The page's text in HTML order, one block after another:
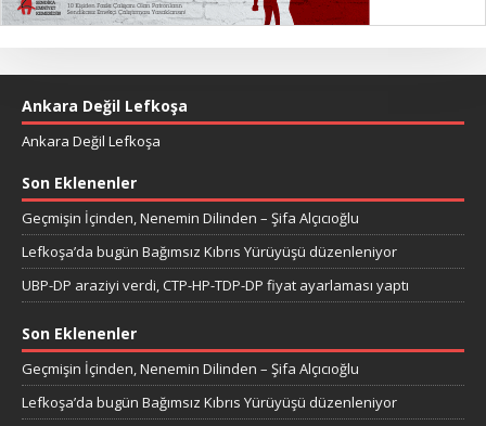
Ankara Değil Lefkoşa
Ankara Değil Lefkoşa
Son Eklenenler
Geçmişin İçinden, Nenemin Dilinden – Şifa Alçıcıoğlu
Lefkoşa’da bugün Bağımsız Kıbrıs Yürüyüşü düzenleniyor
UBP-DP araziyi verdi, CTP-HP-TDP-DP fiyat ayarlaması yaptı
Son Eklenenler
Geçmişin İçinden, Nenemin Dilinden – Şifa Alçıcıoğlu
Lefkoşa’da bugün Bağımsız Kıbrıs Yürüyüşü düzenleniyor